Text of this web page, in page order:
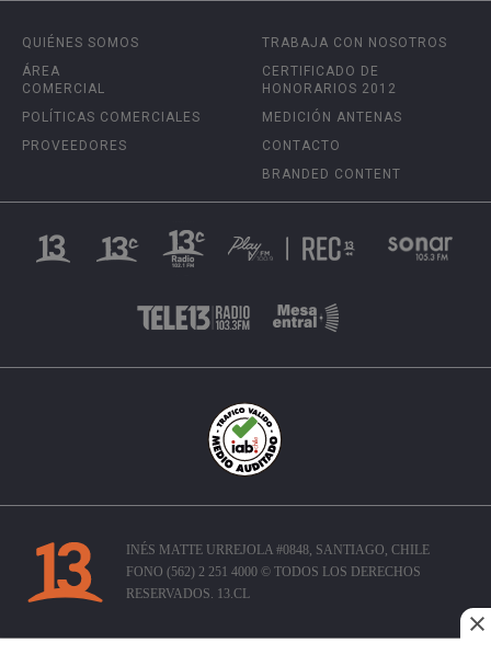
QUIÉNES SOMOS
ÁREA
COMERCIAL
POLÍTICAS COMERCIALES
PROVEEDORES
TRABAJA CON NOSOTROS
CERTIFICADO DE
HONORARIOS 2012
MEDICIÓN ANTENAS
CONTACTO
BRANDED CONTENT
INÉS MATTE URREJOLA #0848, SANTIAGO, CHILE
FONO (562) 2 251 4000 © TODOS LOS DERECHOS
RESERVADOS. 13.CL